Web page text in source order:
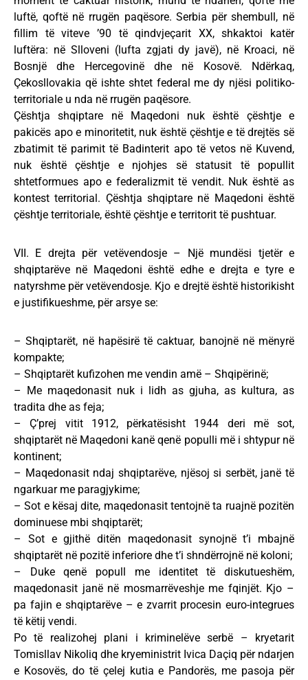
luftë, qoftë në rrugën paqësore. Serbia për shembull, në
fillim të viteve ’90 të qindvjeçarit XX, shkaktoi katër
luftëra: në Slloveni (lufta zgjati dy javë), në Kroaci, në
Bosnjë dhe Hercegovinë dhe në Kosovë. Ndërkaq,
Çekosllovakia që ishte shtet federal me dy njësi politiko-
territoriale u nda në rrugën paqësore.
Çështja shqiptare në Maqedoni nuk është çështje e
pakicës apo e minoritetit, nuk është çështje e të drejtës së
zbatimit të parimit të Badinterit apo të vetos në Kuvend,
nuk është çështje e njohjes së statusit të popullit
shtetformues apo e federalizmit të vendit. Nuk është as
kontest territorial. Çështja shqiptare në Maqedoni është
çështje territoriale, është çështje e territorit të pushtuar.
VII. E drejta për vetëvendosje – Një mundësi tjetër e
shqiptarëve në Maqedoni është edhe e drejta e tyre e
natyrshme për vetëvendosje. Kjo e drejtë është historikisht
e justifikueshme, për arsye se:
– Shqiptarët, në hapësirë të caktuar, banojnë në mënyrë
kompakte;
– Shqiptarët kufizohen me vendin amë – Shqipërinë;
– Me maqedonasit nuk i lidh as gjuha, as kultura, as
tradita dhe as feja;
– Ç’prej vitit 1912, përkatësisht 1944 deri më sot,
shqiptarët në Maqedoni kanë qenë populli më i shtypur në
kontinent;
– Maqedonasit ndaj shqiptarëve, njësoj si serbët, janë të
ngarkuar me paragjykime;
– Sot e kësaj dite, maqedonasit tentojnë ta ruajnë pozitën
dominuese mbi shqiptarët;
– Sot e gjithë ditën maqedonasit synojnë t’i mbajnë
shqiptarët në pozitë inferiore dhe t’i shndërrojnë në koloni;
– Duke qenë popull me identitet të diskutueshëm,
maqedonasit janë në mosmarrëveshje me fqinjët. Kjo –
pa fajin e shqiptarëve – e zvarrit procesin euro-integrues
të këtij vendi.
Po të realizohej plani i kriminelëve serbë – kryetarit
Tomisllav Nikoliq dhe kryeministrit Ivica Daçiq për ndarjen
e Kosovës, do të çelej kutia e Pandorës, me pasoja për